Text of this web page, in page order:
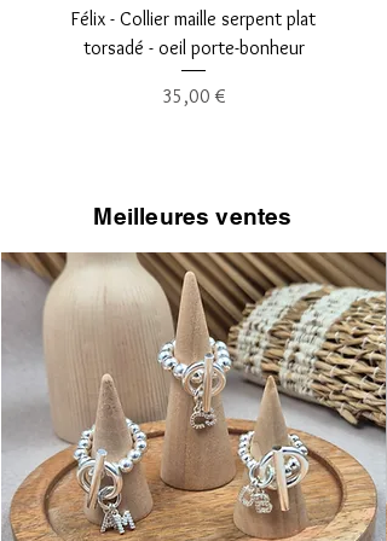
Félix - Collier maille serpent plat
torsadé - oeil porte-bonheur
Prix
35,00 €
Meilleures ventes